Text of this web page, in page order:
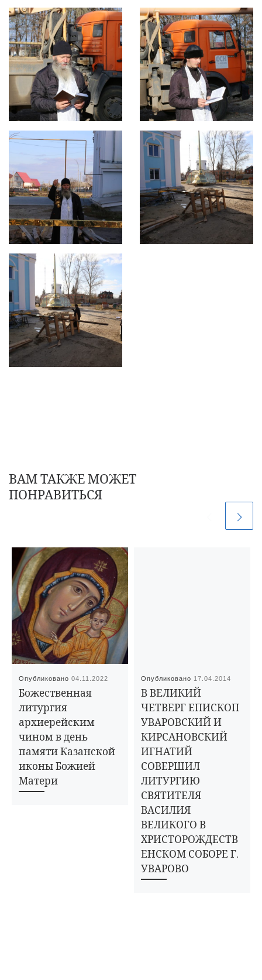
ВАМ ТАКЖЕ МОЖЕТ
ПОНРАВИТЬСЯ
Опубликовано04.11.2022
Божественная
литургия
архиерейским
чином в день
памяти Казанской
иконы Божией
Матери
Опубликовано 17.04.2014
В ВЕЛИКИЙ
ЧЕТВЕРГ ЕПИСКОП
УВАРОВСКИЙ И
КИРСАНОВСКИЙ
ИГНАТИЙ
СОВЕРШИЛ
ЛИТУРГИЮ
СВЯТИТЕЛЯ
ВАСИЛИЯ
ВЕЛИКОГО В
ХРИСТОРОЖДЕСТВ
ЕНСКОМ СОБОРЕ Г.
УВАРОВО